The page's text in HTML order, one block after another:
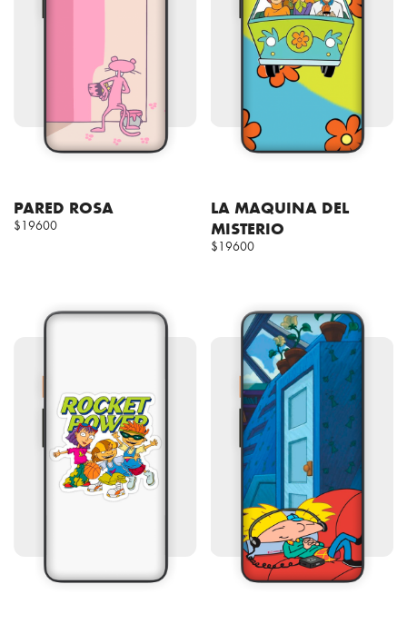
PARED ROSA
$19600
LA MAQUINA DEL
MISTERIO
$19600